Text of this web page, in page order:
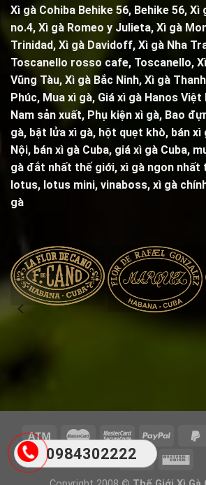
Xì gà Cohiba Behike 56, Behike 56, Xì
no.4, Xì gà Romeo y Julieta, Xì gà
Trinidad, Xì gà Davidoff, Xì gà Nha
Toscanello rosso cafe, Toscanello,
Vũng Tàu, Xì gà Bắc Ninh, Xì gà
Phúc, Mua xì gà, Giá xì gà Hanos Việt
Nam sản xuất, Phụ kiện xì gà, Bao
gà, bật lửa xì gà, hột quẹt khò, bán xì
Nội, bán xì gà Cuba, giá xì gà Cuba,
gà đắt nhất thế giới, xì gà ngon nhất
lotus, lotus mini, vinaboss, xì gà
gà
0984302222